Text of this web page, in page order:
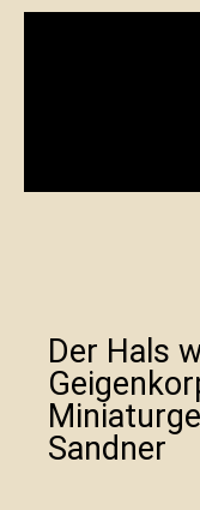
Der Hals
Sandner